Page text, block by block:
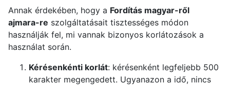
Annak érdekében, hogy a Fordítás magyar-ről
ajmara-re szolgáltatásait tisztességes módon
használják fel, mi vannak bizonyos korlátozások a
használat során.
Kérésenkénti korlát: kérésenként legfeljebb 500
karakter megengedett. Ugyanazon a idő, nincs